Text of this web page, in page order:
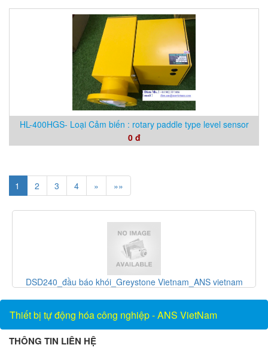
HL-400HGS- Loại Cảm biến : rotary paddle type level sensor
0 đ
1 2 3 4 » »»
PD-200T-24MSS_Perma pure Vietnam
Thiết bị tự động hóa công nghiệp - ANS VietNam
THÔNG TIN LIÊN HỆ